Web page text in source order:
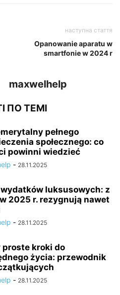
наступна стаття
Opanowanie aparatu w
smartfonie w 2024 r
maxwelhelp
ПО ТЕМІ
pełnego
społecznego: co
powinni wiedzieć
- 28.11.2025
luksusowych: z
2025 r. rezygnują nawet
- 28.11.2025
proste kroki do
życia: przewodnik
- 28.11.2025